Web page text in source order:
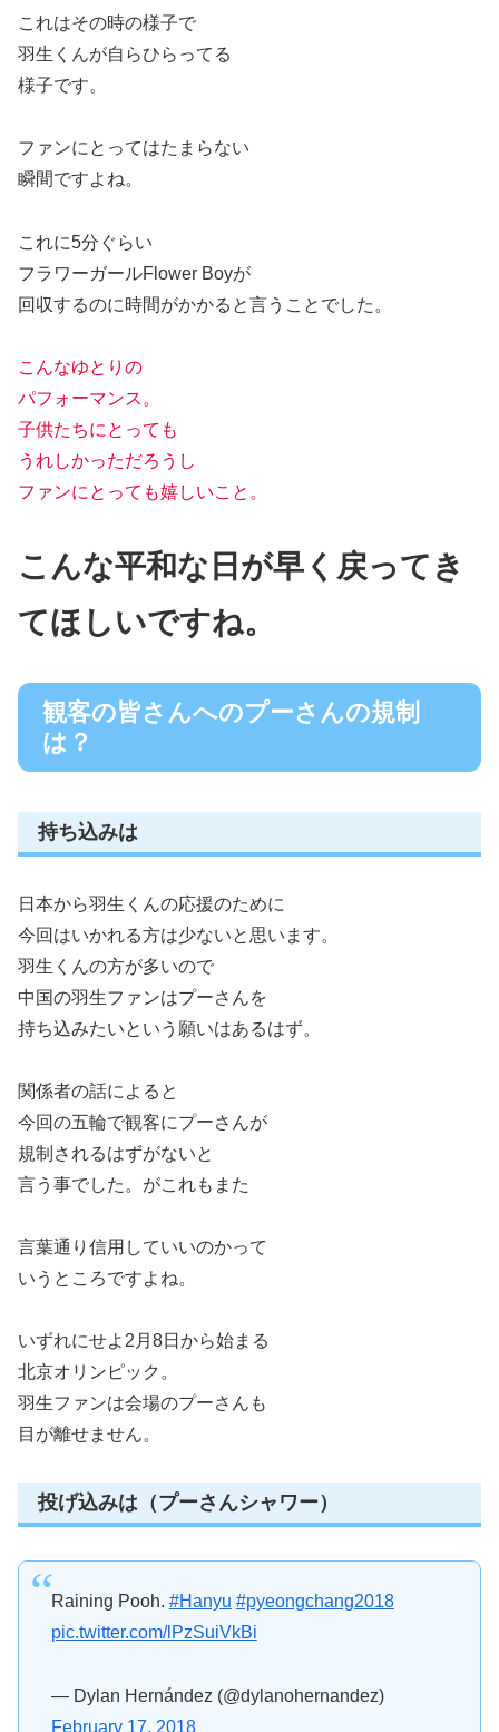
これはその時の様子で
羽生くんが自らひらってる
様子です。
ファンにとってはたまらない
瞬間ですよね。
これに5分ぐらい
フラワーガールFlower Boyが
回収するのに時間がかかると言うことでした。
こんなゆとりの
パフォーマンス。
子供たちにとっても
うれしかっただろうし
ファンにとっても嬉しいこと。
こんな平和な日が早く戻ってき
てほしいですね。
観客の皆さんへのプーさんの規制
は？
持ち込みは
日本から羽生くんの応援のために
今回はいかれる方は少ないと思います。
羽生くんの方が多いので
中国の羽生ファンはプーさんを
持ち込みたいという願いはあるはず。
関係者の話によると
今回の五輪で観客にプーさんが
規制されるはずがないと
言う事でした。がこれもまた
言葉通り信用していいのかって
いうところですよね。
いずれにせよ2月8日から始まる
北京オリンピック。
羽生ファンは会場のプーさんも
目が離せません。
投げ込みは（プーさんシャワー）
Raining Pooh. #Hanyu #pyeongchang2018
pic.twitter.com/lPzSuiVkBi
— Dylan Hernández (@dylanohernandez)
February 17, 2018